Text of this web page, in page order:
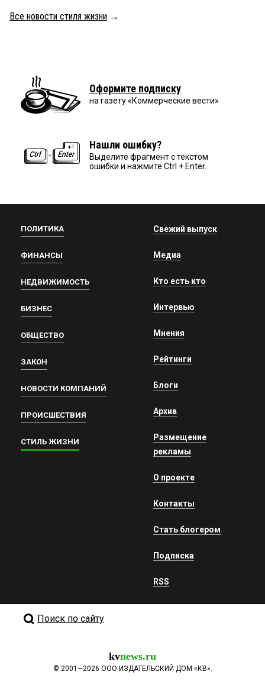
Все новости стиля жизни →
Оформите подписку
на газету «Коммерческие вести»
Нашли ошибку?
Выделите фрагмент с текстом
ошибки и нажмите Ctrl + Enter.
ПОЛИТИКА
ФИНАНСЫ
НЕДВИЖИМОСТЬ
БИЗНЕС
ОБЩЕСТВО
ЗАКОН
НОВОСТИ КОМПАНИЙ
ПРОИСШЕСТВИЯ
СТИЛЬ ЖИЗНИ
Свежий выпуск
Медиа
Кто есть кто
Интервью
Мнения
Рейтинги
Блоги
Архив
Размещение
рекламы
О проекте
Контакты
Стать блогером
Подписка
RSS
Поиск по сайту
kvnews.ru
© 2001—2026 ООО ИЗДАТЕЛЬСКИЙ ДОМ «КВ».